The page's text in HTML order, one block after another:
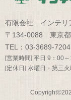
有限会社 インテリ
〒134-0088 東京
TEL：03-3689-
[営業時間] 平日 9：00
[定休日] 水曜日・第三